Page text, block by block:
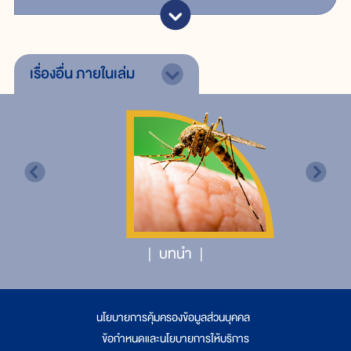
เรื่องอื่นภายในเล่ม
บทนำ
นโยบายการคุ้มครองข้อมูลส่วนบุคคล
ข้อกำหนดและนโยบายการให้บริการ